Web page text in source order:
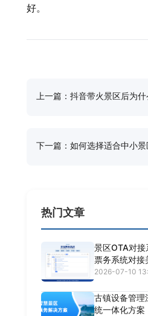
好。
上一篇：抖音带火景区后为
下一篇：如何选择适合中小
热门文章
景区OTA对
票务系统对接
2026-07-10
古镇设备管理
统一体化方案